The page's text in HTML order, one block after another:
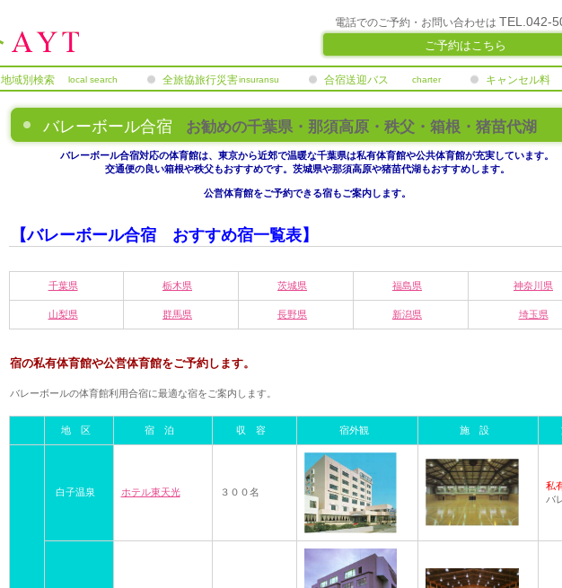
電話でのご予約・お問い合わせは TEL.042-
ご予約はこちら
バレーボール合宿 お勧めの千葉県・那須高原・秩父・箱根・猪苗代湖
バレーボール合宿対応の体育館は、東京から近郊で温暖な千葉県は私有体育館や公共体育館が充実しています。
交通便の良い箱根や秩父もおすすめです。茨城県や那須高原や猪苗代湖もおすすめします。
公営体育館をご予約できる宿もご案内します。
【バレーボール合宿 おすすめ宿一覧表】
千葉県 栃木県 茨城県 福島県 神奈川県
山梨県 群馬県 長野県 新潟県 埼玉県
宿の私有体育館や公営体育館をご予約します。
バレーボールの体育館利用合宿に最適な宿をご案内します。
地 区 宿 泊 収 容 宿外観 施 設
白子温泉 ホテル東天光 ３００名
私
バ
local search
地域別検索 insuransu
全旅協旅行災害
補償制度
charter
合宿送迎バス キャンセル料